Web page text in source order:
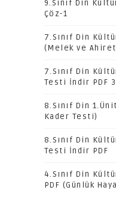
9.Sınıf Din
Çöz-1
7.Sınıf Din
(Melek ve Ahiret
7.Sınıf Din
Testi İndir PDF
8.Sınıf Din
Kader Testi)
8.Sınıf Din
Testi İndir PDF
4.Sınıf Din
PDF (Günlük